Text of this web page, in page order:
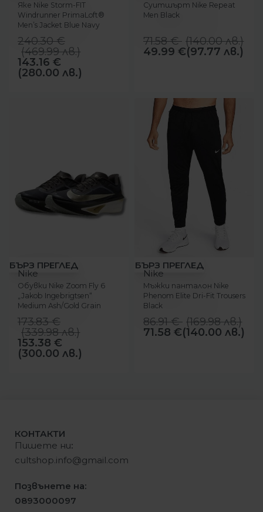
Яке Nike Storm-FIT
Windrunner PrimaLoft®
Men’s Jacket Blue Navy
240.30€
(469.99лв.)
143.16 €
(280.00 лв.)
Суитшърт Nike Repeat
Men Black
71.58€ (140.00лв.)
49.99 €(97.77 лв.)
-12%
БЪРЗ ПРЕГЛЕД
Nike
Обувки Nike Zoom Fly 6
„Jakob Ingebrigtsen“
Medium Ash/Gold Grain
173.83€
(339.98лв.)
153.38 €
(300.00 лв.)
-18%
БЪРЗ ПРЕГЛЕД
Nike
Мъжки панталон Nike
Phenom Elite Dri-Fit Trousers
Black
86.91€ (169.98лв.)
71.58 €(140.00 лв.)
КОНТАКТИ
Пишете ни:
cultshop.info@gmail.com
Позвънете на:
0893000097